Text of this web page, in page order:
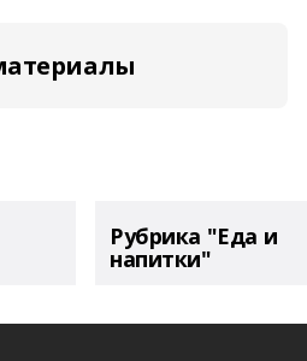
Рубрика "Еда и
напитки"